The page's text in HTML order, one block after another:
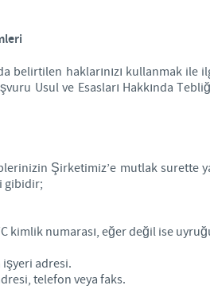
belirtilen haklarınızı kullanmak
Usul ve Esasları Hakkında
Şirketimiz’e mutlak surette
gibidir;
kimlik numarası, eğer değil ise
işyeri adresi.
telefon veya faks.